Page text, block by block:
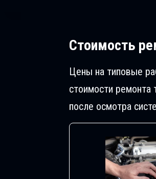
Стоимость
Цены на типовые
стоимости ремонта
после осмотра